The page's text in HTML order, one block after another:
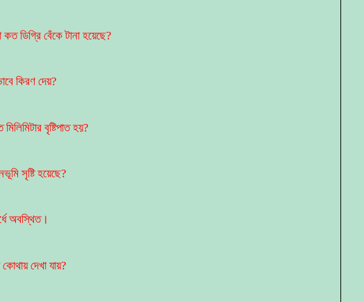
ডিগ্রি বেঁকে টানা হয়েছে?
কিরণ দেয়?
বৃষ্টিপাত হয়?
সৃষ্টি হয়েছে?
অবস্থিত।
দেখা যায়?